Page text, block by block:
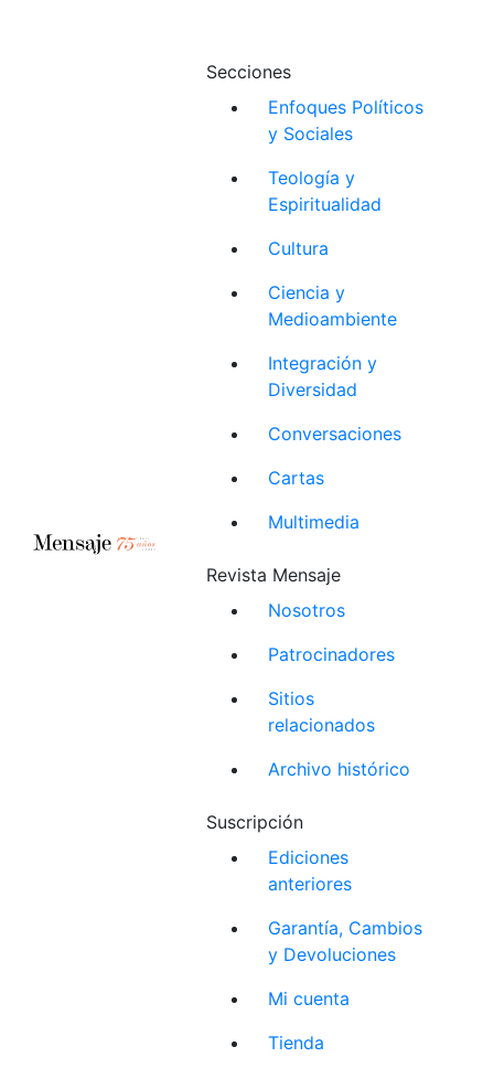
Secciones
Enfoques Políticos
y Sociales
Teología y
Espiritualidad
Cultura
Ciencia y
Medioambiente
Integración y
Diversidad
Conversaciones
Cartas
Multimedia
Revista Mensaje
Nosotros
Patrocinadores
Sitios
relacionados
Archivo histórico
Suscripción
Ediciones
anteriores
Garantía, Cambios
y Devoluciones
Mi cuenta
Tienda